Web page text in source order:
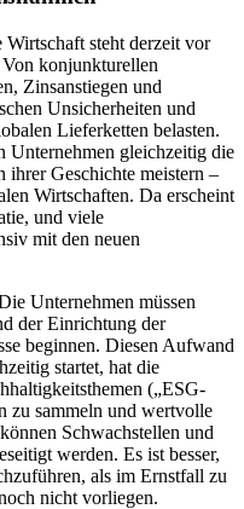
steht derzeit vor
konjunkturellen
Zinsanstiegen und
Unsicherheiten und
Lieferketten belasten.
Unternehmen gleichzeitig die
ihrer Geschichte meistern –
Wirtschaften. Da erscheint
und viele
mit den neuen
Unternehmen müssen
der Einrichtung der
beginnen. Diesen Aufwand
startet, hat die
(„ESG-
zu sammeln und wertvolle
Schwachstellen und
werden. Es ist besser,
als im Ernstfall zu
nicht vorliegen.